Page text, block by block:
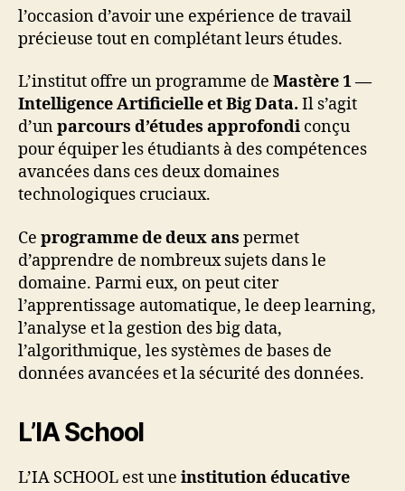
l’occasion d’avoir une expérience de travail
précieuse tout en complétant leurs études.
L’institut offre un programme de Mastère 1 —
Intelligence Artificielle et Big Data. Il s’agit
d’unparcours d’études approfondi conçu
pour équiper les étudiants à des compétences
avancées dans ces deux domaines
technologiques cruciaux.
Ce programme de deux ans permet
d’apprendre de nombreux sujets dans le
domaine. Parmi eux, on peut citer
l’apprentissage automatique, le deep learning,
l’analyse et la gestion des big data,
l’algorithmique, les systèmes de bases de
données avancées et la sécurité des données.
L’IA School
L’IA SCHOOL est une institution éducative